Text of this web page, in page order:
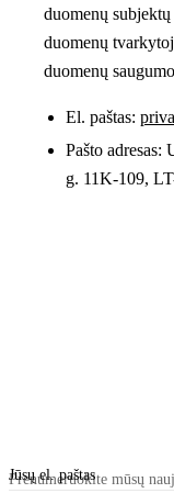
duomenų
duomenų
duomenų
El. paštas:
Pašto adresas:
g. 11K-109,